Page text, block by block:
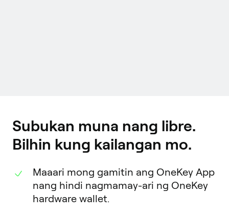
Subukan muna nang libre.
Bilhin kung kailangan mo.
Maaari mong gamitin ang OneKey App
nang hindi nagmamay-ari ng OneKey
hardware wallet.